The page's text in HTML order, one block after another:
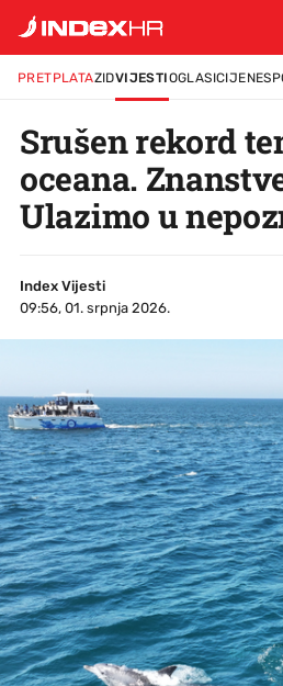
PRETPLATAZIDVIJESTIOGLASICIJENE
Srušen rekord
oceana.
Ulazimo u
Index Vijesti
09:56, 01. srpnja 2026.